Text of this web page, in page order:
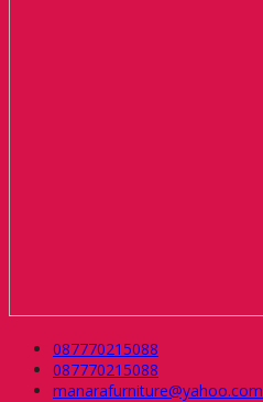
087770215088
087770215088
manarafurniture@yahoo.com